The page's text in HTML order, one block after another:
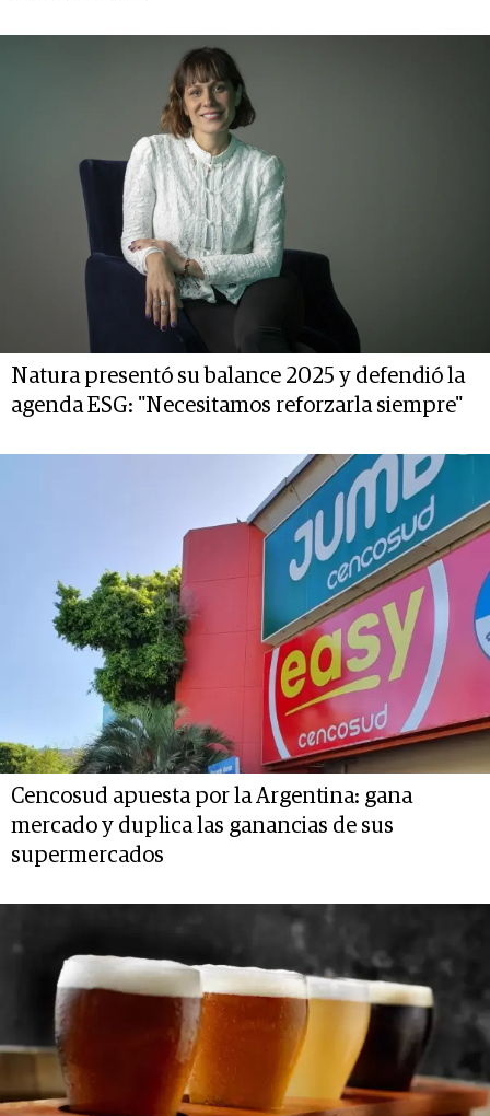
Natura presentó su balance 2025 y defendió la
agenda ESG: "Necesitamos reforzarla siempre"
Cencosud apuesta por la Argentina: gana
mercado y duplica las ganancias de sus
supermercados